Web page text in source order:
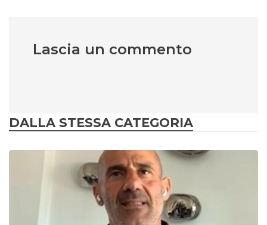
Lascia un commento
DALLA STESSA CATEGORIA